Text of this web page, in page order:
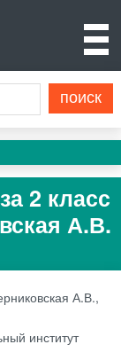
2 класс
А.В.
А.В.,
институт